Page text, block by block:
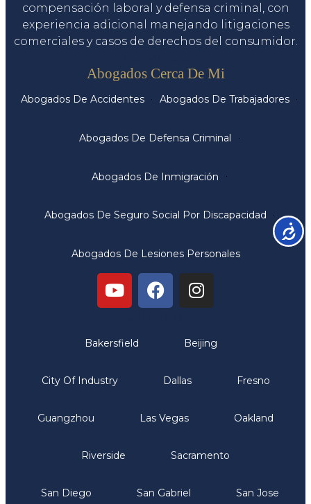
compensación laboral y defensa criminal, con
experiencia adicional manejando litigaciones
comerciales y casos de derechos del consumidor.
Abogados Cerca De Mi
Abogados De Accidentes Abogados De Trabajadores
Abogados De Defensa Criminal
Abogados De Inmigración
Abogados De Seguro Social Por Discapacidad
Abogados De Lesiones Personales
Bakersfield Beijing
City Of Industry Dallas Fresno
Guangzhou Las Vegas Oakland
Riverside Sacramento
San Diego San Gabriel San Jose